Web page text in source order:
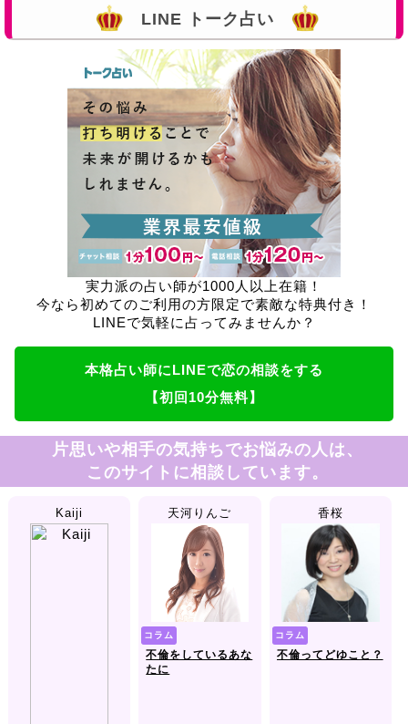
LINE トーク占い
実力派の占い師が1000人以上在籍！
今なら初めてのご利用の方限定で素敵な特典付き！
LINEで気軽に占ってみませんか？
本格占い師にLINEで恋の相談をする
【初回10分無料】
片思いや相手の気持ちでお悩みの人は、
このサイトに相談しています。
Kaiji 天河りんご
コラム
不倫をしているあな
たに
香桜
コラム
不倫ってどゆこと？